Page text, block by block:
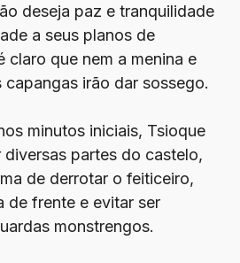
deseja paz e tranquilidade
a seus planos de
claro que nem a menina e
capangas irão dar sossego.
minutos iniciais, Tsioque
diversas partes do castelo,
de derrotar o feiticeiro,
de frente e evitar ser
monstrengos.